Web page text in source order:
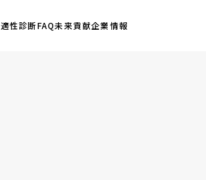
適性診断FAQ未来貢献企業情報
適性診断FAQ未来貢献企業情報